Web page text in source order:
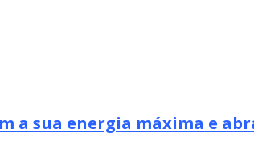
a sua energia máxima e